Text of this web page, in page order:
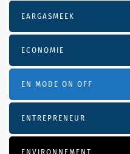
EARGASMEEK
ECONOMIE
EN MODE ON OFF
ENTREPRENEUR
ENVIRONNEMENT